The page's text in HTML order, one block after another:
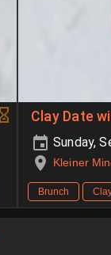
Clay Date
Sunday,
Kleiner
Brunch